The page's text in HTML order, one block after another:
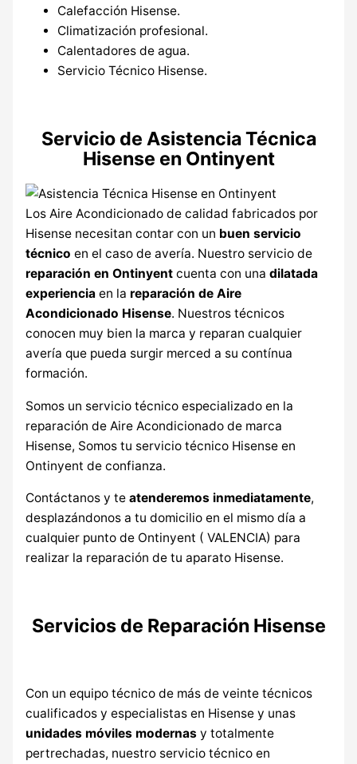
Calefacción Hisense.
Climatización profesional.
Calentadores de agua.
Servicio Técnico Hisense.
Servicio de Asistencia Técnica
Hisense en Ontinyent
Los Aire Acondicionado de calidad fabricados por
Hisense necesitan contar con un buen servicio
técnico en el caso de avería. Nuestro servicio de
reparación en Ontinyentcuenta con una dilatada
experienciaen la reparación de Aire
Acondicionado Hisense. Nuestros técnicos
conocen muy bien la marca y reparan cualquier
avería que pueda surgir merced a su contínua
formación.
Somos un servicio técnico especializado en la
reparación de Aire Acondicionado de marca
Hisense, Somos tu servicio técnico Hisense en
Ontinyent de confianza.
Contáctanos y te atenderemos inmediatamente,
desplazándonos a tu domicilio en el mismo día a
cualquier punto de Ontinyent ( VALENCIA) para
realizar la reparación de tu aparato Hisense.
Servicios de Reparación Hisense
Con un equipo técnico de más de veinte técnicos
cualificados y especialistas en Hisense y unas
unidades móviles modernasy totalmente
pertrechadas, nuestro servicio técnico en